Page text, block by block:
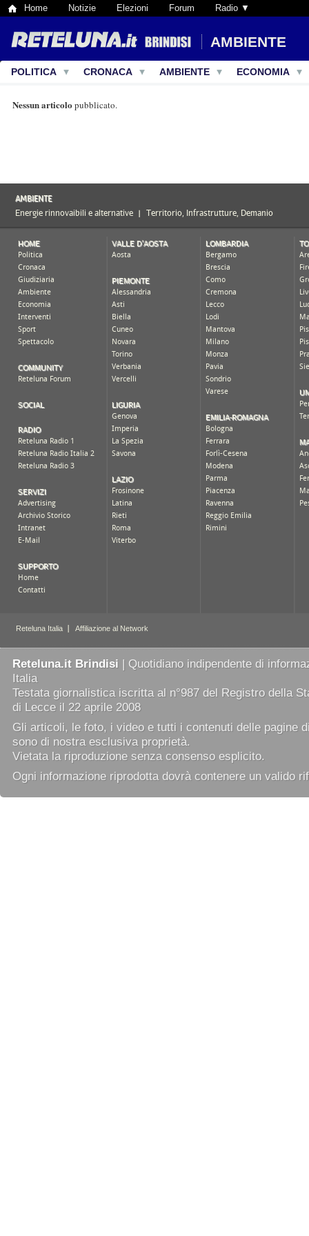
Home Notizie Elezioni Forum Radio ▼
AMBIENTE
POLITICA CRONACA AMBIENTE ECONOMIA
Nessun articolo pubblicato.
Reteluna.it Brindisi | Quotidiano indipendente di
Italia
Testata giornalistica iscritta al n°987 del Registro della
di Lecce il 22 aprile 2008
Gli articoli, le foto, i video e tutti i contenuti delle pagine
sono di nostra esclusiva proprietà.
Vietata la riproduzione senza consenso esplicito.
Ogni informazione riprodotta dovrà contenere un valido